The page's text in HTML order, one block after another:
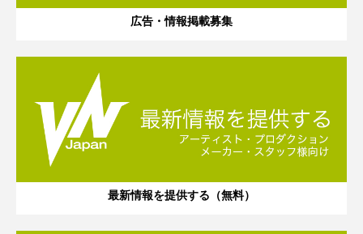
広告・情報掲載募集
最新情報を提供する（無料）